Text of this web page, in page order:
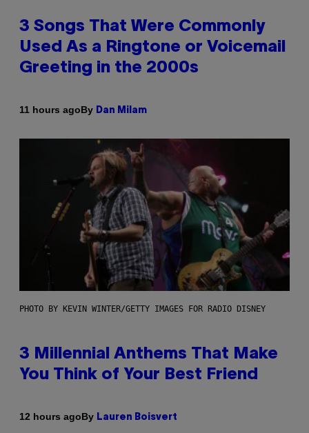
3 Songs That Were Commonly
Used As a Ringtone or Voicemail
Greeting in the 2000s
11 hours agoBy Dan Milam
PHOTO BY KEVIN WINTER/GETTY IMAGES FOR RADIO DISNEY
3 Millennial Anthems That Make
You Think of Your Best Friend
12 hours agoBy Lauren Boisvert